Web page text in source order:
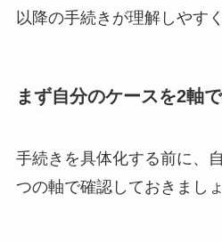
以降の手続きが理解しやす
まず自分のケースを2軸
手続きを具体化する前に、
つの軸で確認しておきましょ